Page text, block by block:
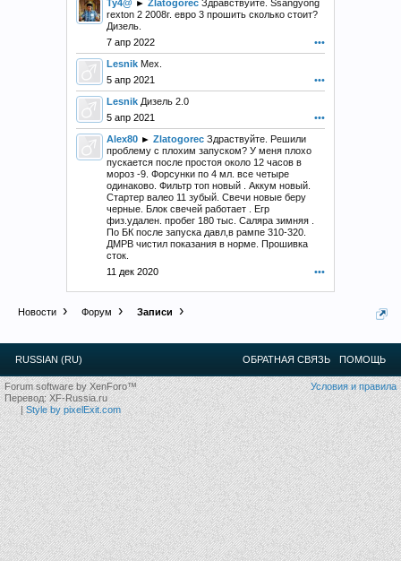
Ty4@ ► Zlatogorec Здравствуйте. Ssangyong
rexton 2 2008г. евро 3 прошить сколько стоит?
Дизель.
7 апр 2022
•••
Lesnik Мех.
5 апр 2021
•••
Lesnik Дизель 2.0
5 апр 2021
•••
Alex80 ► Zlatogorec Здраствуйте. Решили
проблему с плохим запуском? У меня плохо
пускается после простоя около 12 часов в
мороз -9. Форсунки по 4 мл. все четыре
одинаково. Фильтр топ новый . Аккум новый.
Стартер валео 11 зубый. Свечи новые беру
черные. Блок свечей работает . Егр
физ.удален. пробег 180 тыс. Саляра зимняя .
По БК после запуска давл,в рампе 310-320.
ДМРВ чистил показания в норме. Прошивка
сток.
11 дек 2020
•••
Новости Форум Записи
RUSSIAN (RU) ОБРАТНАЯ СВЯЗЬ ПОМОЩЬ
Условия и правила
Forum software by XenForo™
Перевод:XF-Russia.ru
|Style by pixelExit.com